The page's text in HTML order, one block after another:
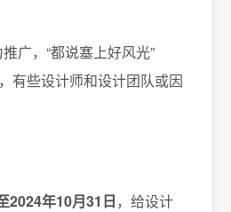
广，“都说塞上好风光”
有些设计师和设计团队或因
2024年10月31日，给设计